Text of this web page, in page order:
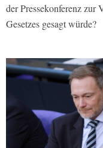
der Pressekonferenz zur
Gesetzes gesagt würde?